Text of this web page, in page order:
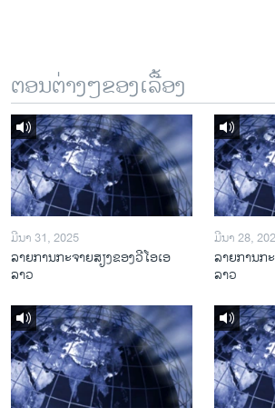
ຕອນຕ່າງໆຂອງເລື້ອງ
ມີນາ 31, 2025
ລາຍການກະຈາຍສຽງຂອງວີໂອເອ
ລາວ
ມີນາ 28,
ລາຍການກ
ລາວ